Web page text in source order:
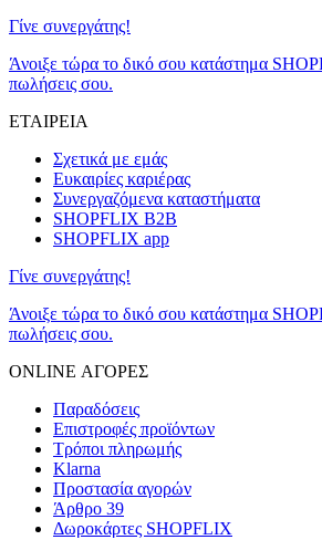
Γίνε συνεργάτης!
Άνοιξε τώρα το δικό σου κατάστημα
πωλήσεις σου.
ΕΤΑΙΡΕΙΑ
Σχετικά με εμάς
Ευκαιρίες καριέρας
Συνεργαζόμενα καταστήματα
SHOPFLIX B2B
SHOPFLIX app
Γίνε συνεργάτης!
Άνοιξε τώρα το δικό σου κατάστημα
πωλήσεις σου.
ONLINE ΑΓΟΡΕΣ
Παραδόσεις
Επιστροφές προϊόντων
Τρόποι πληρωμής
Klarna
Προστασία αγορών
Άρθρο 39
Δωροκάρτες SHOPFLIX